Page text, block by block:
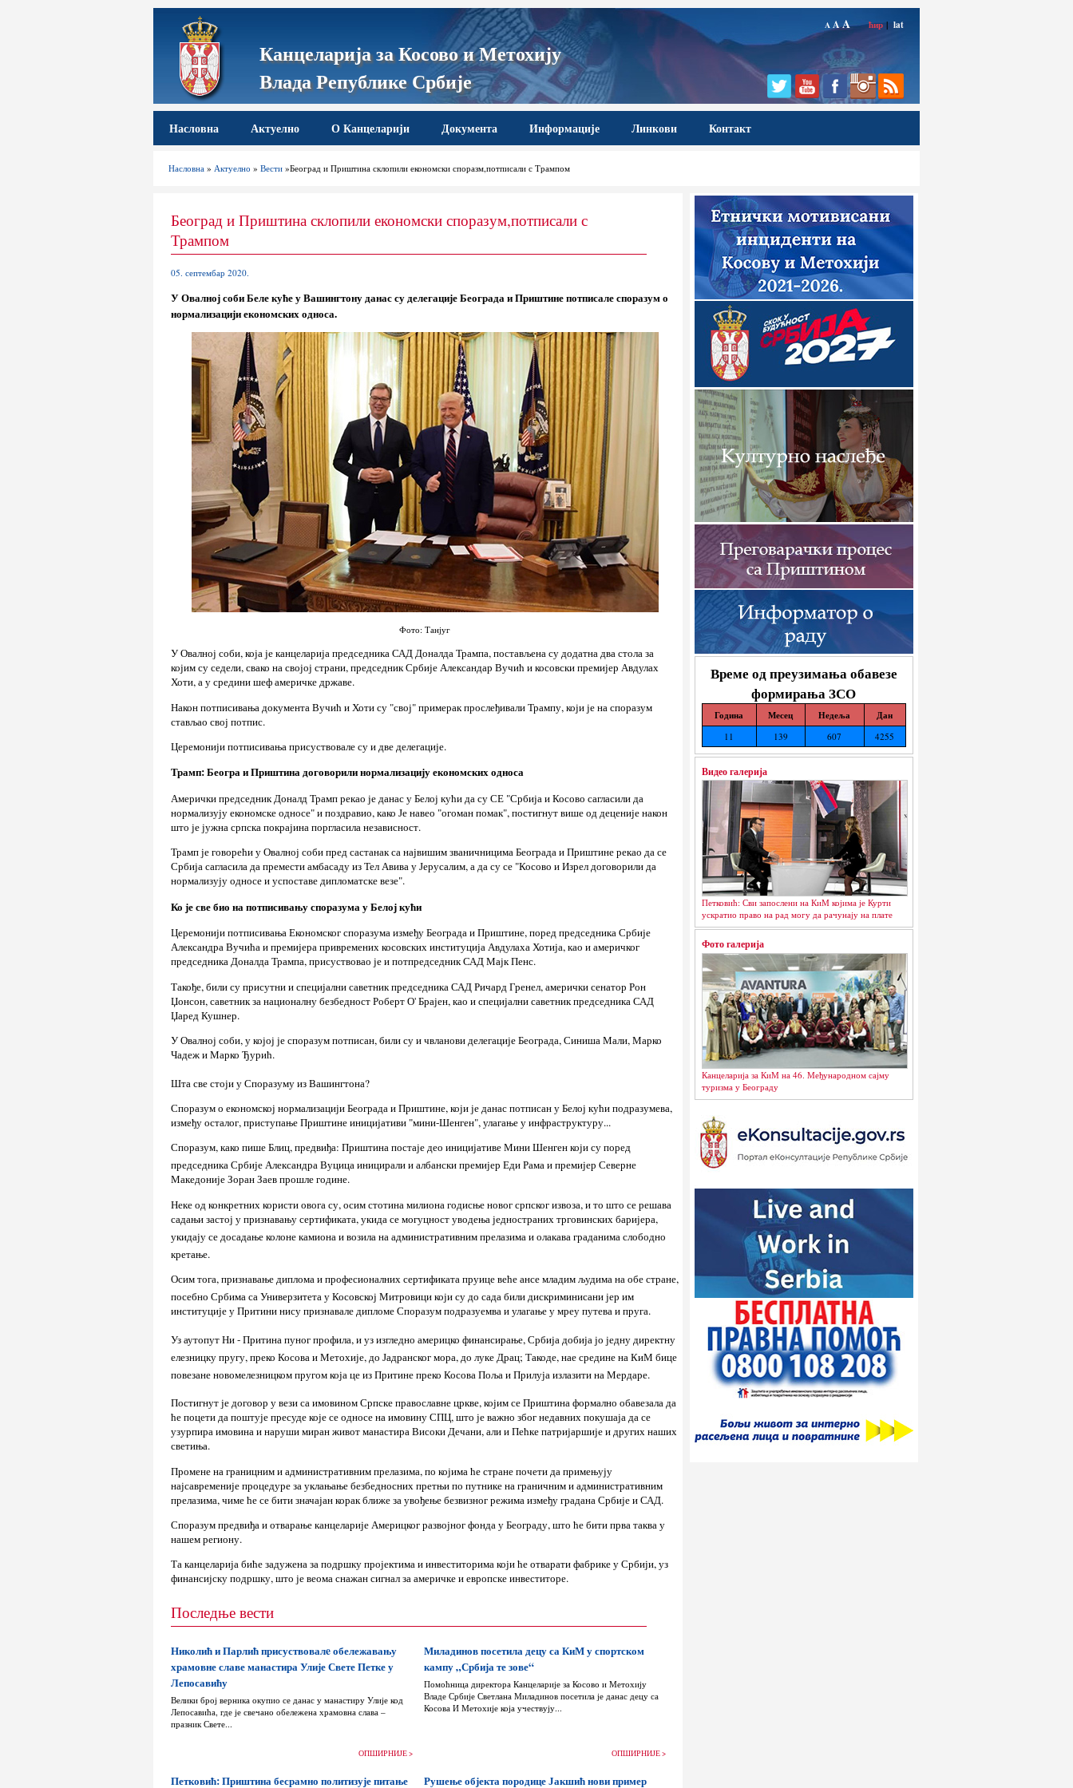
Канцеларија за Косово и Метохију
Влада Републике Србије
A AA ћир | lat
Насловна Актуелно О Канцеларији Документа Информације Линкови Контакт
Насловна »Актуелно »Вести »Београд и Приштина склопили економски споразм,потписали с Трампом
Време од преузимања обавезе
формирања ЗСО
Година Месец Недеља Дан
11 139 607 4255
Видео галерија
Петковић: Сви запослени на КиМ којима је Курти
ускратио право на рад могу да рачунају на плате
Фото галерија
Канцеларија за КиМ на 46. Међународном сајму
туризма у Београду
Београд и Приштина склопили економски споразум,потписали с
Трампом
05. септембар 2020.
У Овалној соби Беле куће у Вашингтону данас су делегације Београда и Приштине потписале споразум о
нормализацији економских односа.
Фото: Танјуг
У Овалној соби, која је канцеларија председника САД Доналда Трампа, постављена су додатна два стола за
којим су седели, свако на својој страни, председник Србије Александар Вучић и косовски премијер Авдулах
Хоти, а у средини шеф америчке државе.
Након потписивања документа Вучић и Хоти су "свој" примерак прослеђивали Трампу, који је на споразум
стављао свој потпис.
Церемонији потписивања присуствовале су и две делегације.
Трамп: Београ и Приштина договорили нормализацију економских односа
Амерички председник Доналд Трамп рекао је данас у Белој кући да су СЕ "Србија и Косово сагласили да
нормализују економске односе" и поздравио, како Је навео "огоман помак", постигнут више од деценије након
што је јужна српска покрајина поргласила независност.
Трамп је говорећи у Овалној соби пред састанак са највишим званичницима Београда и Приштине рекао да се
Србија сагласила да премести амбасаду из Тел Авива у Јерусалим, а да су се "Косово и Изрел договорили да
нормализују односе и успоставе дипломатске везе".
Ко је све био на потписивању споразума у Белој кући
Церемонији потписивања Економског споразума између Београда и Приштине, поред председника Србије
Александра Вучића и премијера привремених косовских институција Авдулаха Хотија, као и америчког
председника Доналда Трампа, присуствовао је и потпредседник САД Мајк Пенс.
Такође, били су присутни и специјални саветник председника САД Ричард Гренел, амерички сенатор Рон
Џонсон, саветник за националну безбедност Роберт О' Брајен, као и специјални саветник председника САД
Џаред Кушнер.
У Овалној соби, у којој је споразум потписан, били су и чвланови делегације Београда, Синиша Мали, Марко
Чадеж и Марко Ђурић.
Шта све стоји у Споразуму из Вашингтона?
Споразум о економској нормализацији Београда и Приштине, који је данас потписан у Белој кући подразумева,
између осталог, приступање Приштине иницијативи "мини-Шенген", улагање у инфраструктуру...
Споразум, како пише Блиц, предвиђа: Приштина постаје део иницијативе Мини Шенген који су поред
председника Србије Александра Вуцица иницирали и албански премијер Еди Рама и премијер Северне
Македоније Зоран Заев прошле године.
Неке од конкретних користи овога су, осим стотина милиона годисње новог српског извоза, и то што се решава
садањи застој у признавању сертификата, укида се могуцност уводења једностраних трговинских баријера,
укидају се досадање колоне камиона и возила на административним прелазима и олакава граданима слободно
кретање.
Осим тога, признавање диплома и професионалних сертификата пруице веће ансе младим људима на обе стране,
посебно Србима са Универзитета у Косовској Митровици који су до сада били дискриминисани јер им
институције у Притини нису признавале дипломе Споразум подразуемва и улагање у мреу путева и пруга.
Уз аутопут Ни - Притина пуног профила, и уз изгледно америцко финансирање, Србија добија јо једну директну
елезницку пругу, преко Косова и Метохије, до Јадранског мора, до луке Драц; Такоде, нае средине на КиМ бице
повезане новомелезницком пругом која це из Притине преко Косова Поља и Прилуја излазити на Мердаре.
Постигнут је договор у вези са имовином Српске православне цркве, којим се Приштина формално обавезала да
ће поцети да поштује пресуде које се односе на имовину СПЦ, што је важно због недавних покушаја да се
узурпира имовина и наруши миран живот манастира Високи Дечани, али и Пећке патријаршије и других наших
светиња.
Промене на границним и административним прелазима, по којима ће стране почети да примењују
најсавременије процедуре за уклањање безбедносних претњи по путнике на граничним и административним
прелазима, чиме ће се бити значајан корак ближе за увођење безвизног режима између градана Србије и САД.
Споразум предвиђа и отварање канцеларије Америцког развојног фонда у Београду, што ће бити прва таква у
нашем региону.
Та канцеларија биће задужена за подршку пројектима и инвеститорима који ће отварати фабрике у Србији, уз
финансијску подршку, што је веома снажан сигнал за америчке и европске инвеститоре.
Последње вести
Николић и Парлић присуствовалe обележавању
храмовне славе манастира Улије Свете Петке у
Лепосавићу
Велики број верника окупио се данас у манастиру Улије код
Лепосавића, где је свечано обележена храмовна слава –
празник Свете...
ОПШИРНИЈЕ >
Миладинов посетила децу са КиМ у спортском
кампу „Србија те зове“
Помоћница директора Канцеларије за Косово и Метохију
Владе Србије Светлана Миладинов посетила је данас децу са
Косова И Метохије која учествују...
ОПШИРНИЈЕ >
Петковић: Приштина бесрамно политизује питање Рушење објекта породице Јакшић нови пример